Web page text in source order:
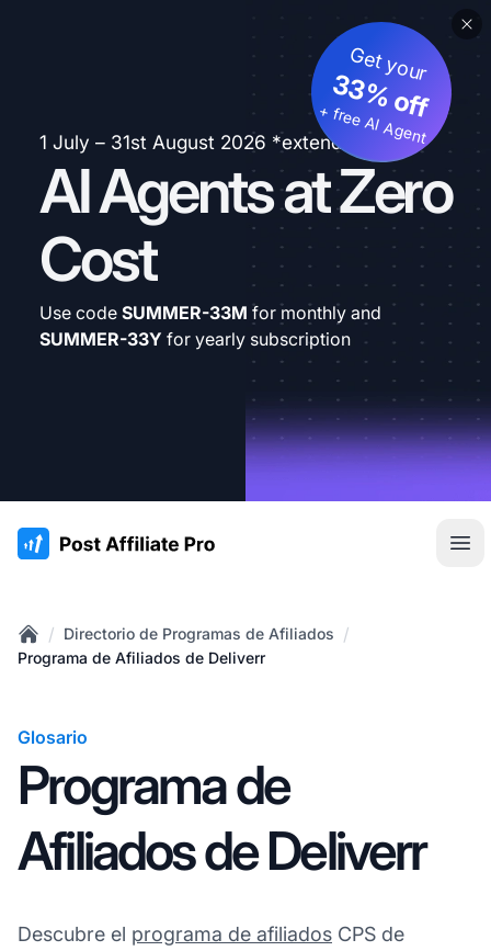
1 July – 31st August 2026 *extended
AI Agents at Zero
Cost
Get your
33% off
+ free AI Agent
Use code SUMMER-33M for monthly and
SUMMER-33Y for yearly subscription
:site.title
Home
/ Directorio de Programas de Afiliados /
Programa de Afiliados de Deliverr
Glosario
Programa de
Afiliados de Deliverr
Descubre el programa de afiliados CPS de